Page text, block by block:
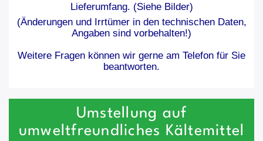
Lieferumfang. (Siehe Bilder)
(Änderungen und Irrtümer in den technischen Daten,
Angaben sind vorbehalten!)
Weitere Fragen können wir gerne am Telefon für Sie
beantworten.
Umstellung auf
umweltfreundliches Kältemittel